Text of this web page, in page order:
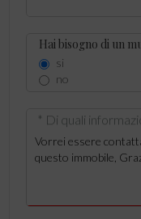
Hai bisogno di un
si
no
* Di quali